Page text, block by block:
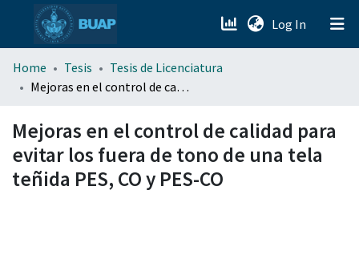
Log In (current)
menu.section.about_menu
Home Tesis
Tesis de Licenciatura
Mejoras en el control de calidad para evitar los fuera de tono de una tela teñida PES, CO y PES-CO
Mejoras en el control de calidad para
evitar los fuera de tono de una tela
teñida PES, CO y PES-CO